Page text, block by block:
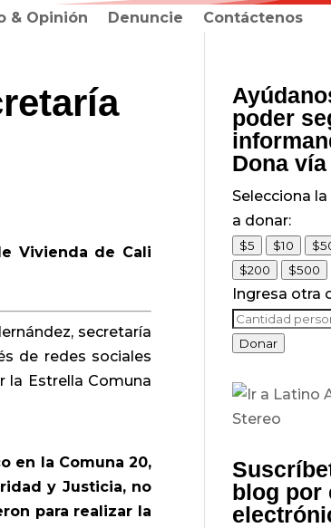
& Opinión Denuncie Contáctenos
Vivienda de Cali
secretaría
de redes sociales
la Estrella Comuna
en la Comuna 20,
y Justicia, no
para realizar la
poder
Dona
Selecciona
a donar:
$5 $10
$200
$500
Ingresa otra
Donar
blog por